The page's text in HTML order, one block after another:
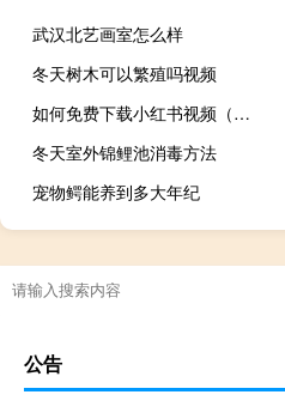
武汉北艺画室怎么样
冬天树木可以繁殖吗视频
如何免费下载小红书视频（如何下载小红书视频）
冬天室外锦鲤池消毒方法
宠物鳄能养到多大年纪
公告